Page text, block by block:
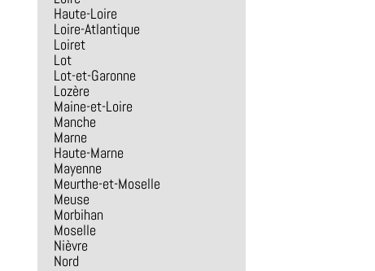
Haute-Loire
Loire-Atlantique
Loiret
Lot
Lot-et-Garonne
Lozère
Maine-et-Loire
Manche
Marne
Haute-Marne
Mayenne
Meurthe-et-Moselle
Meuse
Morbihan
Moselle
Nièvre
Nord